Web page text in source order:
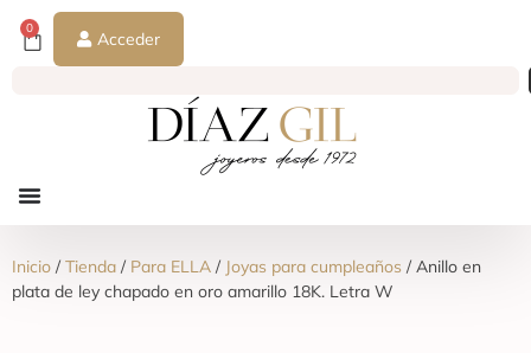
0
Acceder
Inicio /Tienda / Para ELLA / Joyas para cumpleaños / Anillo en
plata de ley chapado en oro amarillo 18K. Letra W